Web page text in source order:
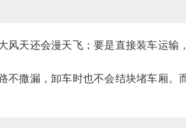
天还会漫天飞；要是直接装车运输
不撒漏，卸车时也不会结块堵车厢。